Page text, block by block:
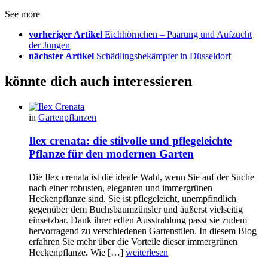
See more
vorheriger Artikel Eichhörnchen – Paarung und Aufzucht
der Jungen
nächster Artikel Schädlingsbekämpfer in Düsseldorf
könnte dich auch interessieren
in Gartenpflanzen
Ilex crenata: die stilvolle und pflegeleichte
Pflanze für den modernen Garten
Die Ilex crenata ist die ideale Wahl, wenn Sie auf der Suche
nach einer robusten, eleganten und immergrünen
Heckenpflanze sind. Sie ist pflegeleicht, unempfindlich
gegenüber dem Buchsbaumzünsler und äußerst vielseitig
einsetzbar. Dank ihrer edlen Ausstrahlung passt sie zudem
hervorragend zu verschiedenen Gartenstilen. In diesem Blog
erfahren Sie mehr über die Vorteile dieser immergrünen
Heckenpflanze. Wie […] weiterlesen